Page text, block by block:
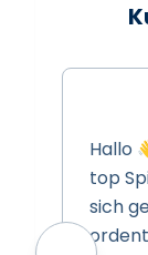
Hallo
top
sich